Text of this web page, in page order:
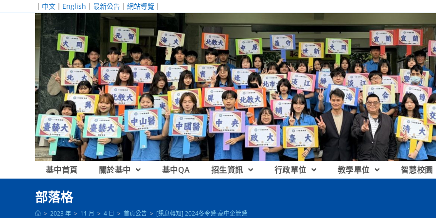
｜ 中文 ｜ English ｜ 最新公告 ｜ 網站導覽 ｜
基中首頁 關於基中 基中QA 招生資訊 行政單位 教學單位 智慧校園
部落格
> 2023 年 > 11 月 > 4 日 > 首頁公告 > [訊息轉知] 2024冬令營-高中企管營